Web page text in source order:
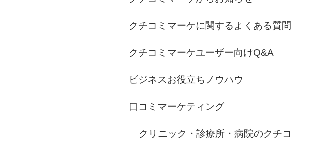
クチコミマーケに関するよくある質問
クチコミマーケユーザー向けQ&A
ビジネスお役立ちノウハウ
口コミマーケティング
クリニック・診療所・病院のクチコ